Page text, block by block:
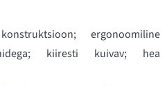
ergonoomiline
kiiresti kuivav; hea